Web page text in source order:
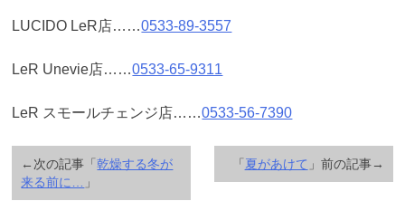
LUCIDO LeR店……0533-89-3557
LeR Unevie店……0533-65-9311
LeR スモールチェンジ店……0533-56-7390
「夏があけて 」前の記事→
←次の記事「乾燥する冬が
来る前に…
」